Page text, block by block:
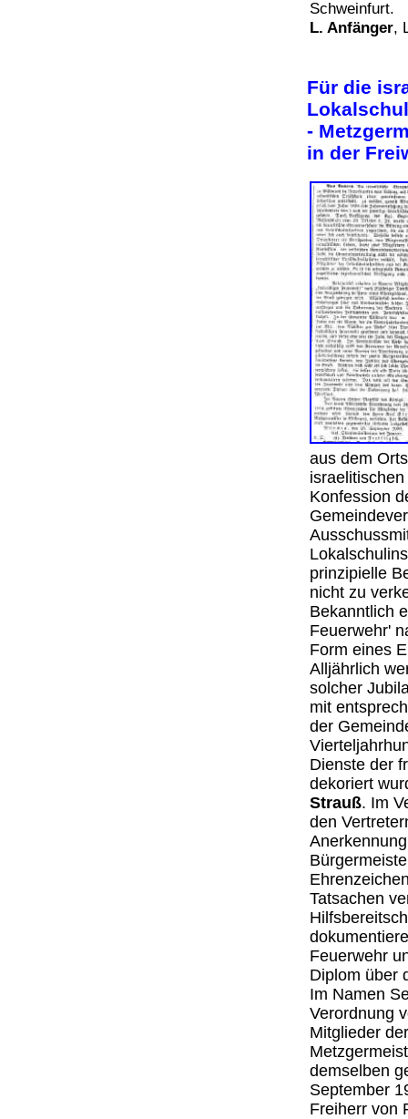
Schweinfurt.
L. Anfänger,
Für die
-
in der
aus dem
Konfession
prinzipielle
nicht zu
Bekanntlich
Feuerwehr'
Form eines
Alljährlich
solcher
mit
der
Dienste der
dekoriert
Strauß. Im
den
Tatsachen
Feuerwehr
Diplom über
Im Namen
Verordnung
Mitglieder
demselben
September
Freiherr von